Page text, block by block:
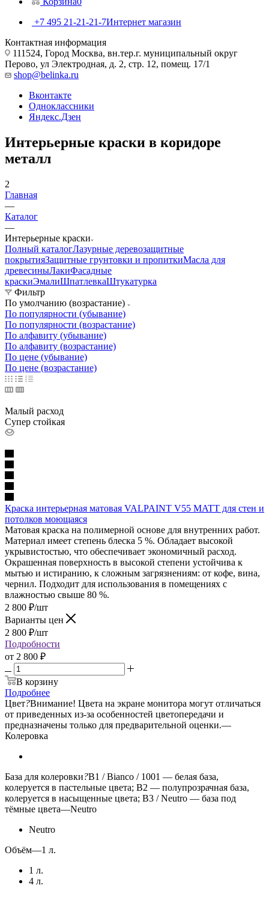
+7 495 21-21-21-7Интернет магазин
Контактная информация
111524, Город Москва, вн.тер.г. муниципальный округ
Перово, ул Электродная, д. 2, стр. 12, помещ. 17/1
shop@belinka.ru
Вконтакте
Одноклассники
Яндекс.Дзен
Интерьерные краски в коридоре
металл
2
Главная
—
Каталог
—
Интерьерные краски
Полный каталогЛазурные деревозащитные
покрытияЗащитные грунтовки и пропиткиМасла для
древесиныЛакиФасадные
краскиЭмалиШпатлевкаШтукатурка
Фильтр
По умолчанию (возрастание)
По популярности (убывание)
По популярности (возрастание)
По алфавиту (убывание)
По алфавиту (возрастание)
По цене (убывание)
По цене (возрастание)
Малый расход
Супер стойкая
Краска интерьерная матовая VALPAINT V55 MATT для стен и
потолков моющаяся
Матовая краска на полимерной основе для внутренних работ.
Материал имеет степень блеска 5 %. Обладает высокой
укрывистостью, что обеспечивает экономичный расход.
Окрашенная поверхность в высокой степени устойчива к
мытью и истиранию, к сложным загрязнениям: от кофе, вина,
чернил. Подходит для использования в помещениях с
влажностью свыше 80 %.
2 800 ₽/шт
Варианты цен
2 800 ₽/шт
Подробности
от 2 800 ₽
В корзину
Подробнее
Цвет?Внимание! Цвета на экране монитора могут отличаться
от приведенных из-за особенностей цветопередачи и
предназначены только для предварительной оценки.—
Колеровка
База для колеровки?B1 / Bianco / 1001 — белая база,
колеруется в пастельные цвета; B2 — полупрозрачная база,
колеруется в насыщенные цвета; B3 / Neutro — база под
тёмные цвета—Neutro
Neutro
Объём—1 л.
1 л.
4 л.